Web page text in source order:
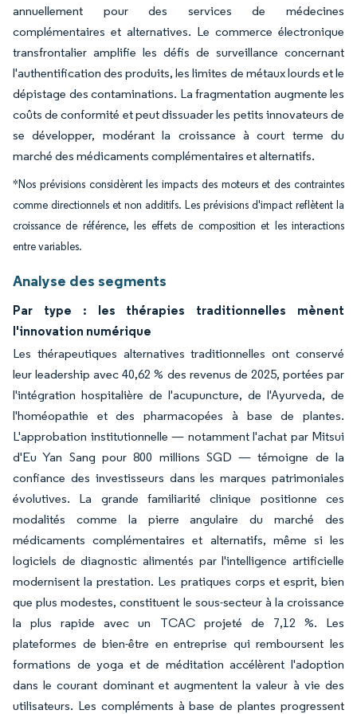
annuellement pour des services de médecines
complémentaires et alternatives. Le commerce électronique
transfrontalier amplifie les défis de surveillance concernant
l'authentification des produits, les limites de métaux lourds et le
dépistage des contaminations. La fragmentation augmente les
coûts de conformité et peut dissuader les petits innovateurs de
se développer, modérant la croissance à court terme du
marché des médicaments complémentaires et alternatifs.
*Nos prévisions considèrent les impacts des moteurs et des contraintes
comme directionnels et non additifs. Les prévisions d'impact reflètent la
croissance de référence, les effets de composition et les interactions
entre variables.
Analyse des segments
Par type : les thérapies traditionnelles mènent
l'innovation numérique
Les thérapeutiques alternatives traditionnelles ont conservé
leur leadership avec 40,62 % des revenus de 2025, portées par
l'intégration hospitalière de l'acupuncture, de l'Ayurveda, de
l'homéopathie et des pharmacopées à base de plantes.
L'approbation institutionnelle — notamment l'achat par Mitsui
d'Eu Yan Sang pour 800 millions SGD — témoigne de la
confiance des investisseurs dans les marques patrimoniales
évolutives. La grande familiarité clinique positionne ces
modalités comme la pierre angulaire du marché des
médicaments complémentaires et alternatifs, même si les
logiciels de diagnostic alimentés par l'intelligence artificielle
modernisent la prestation. Les pratiques corps et esprit, bien
que plus modestes, constituent le sous-secteur à la croissance
la plus rapide avec un TCAC projeté de 7,12 %. Les
plateformes de bien-être en entreprise qui remboursent les
formations de yoga et de méditation accélèrent l'adoption
dans le courant dominant et augmentent la valeur à vie des
utilisateurs. Les compléments à base de plantes progressent